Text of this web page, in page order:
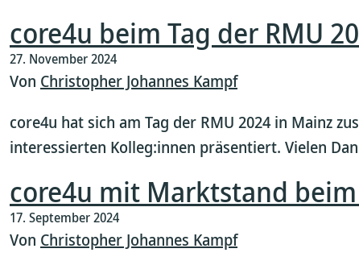
core4u beim Tag der RMU
27. November 2024
Von Christopher Johannes Kampf
core4u hat sich am Tag der RMU 2024 in Mainz
interessierten Kolleg:innen präsentiert. Vielen
core4u mit Marktstand
17. September 2024
Von Christopher Johannes Kampf